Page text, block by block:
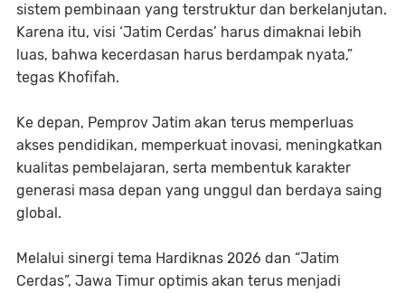
sistem pembinaan yang terstruktur dan berkelanjutan.
Karena itu, visi ‘Jatim Cerdas’ harus dimaknai lebih
luas, bahwa kecerdasan harus berdampak nyata,”
tegas Khofifah.
Ke depan, Pemprov Jatim akan terus memperluas
akses pendidikan, memperkuat inovasi, meningkatkan
kualitas pembelajaran, serta membentuk karakter
generasi masa depan yang unggul dan berdaya saing
global.
Melalui sinergi tema Hardiknas 2026 dan “Jatim
Cerdas”, Jawa Timur optimis akan terus menjadi